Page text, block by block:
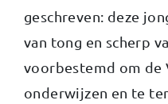
geschreven: deze
van tong en scherp
voorbestemd om de
onderwijzen en te